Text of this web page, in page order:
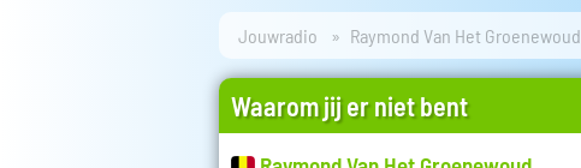
Jouwradio Raymond Van Het Groenewoud
Waarom jij er niet bent